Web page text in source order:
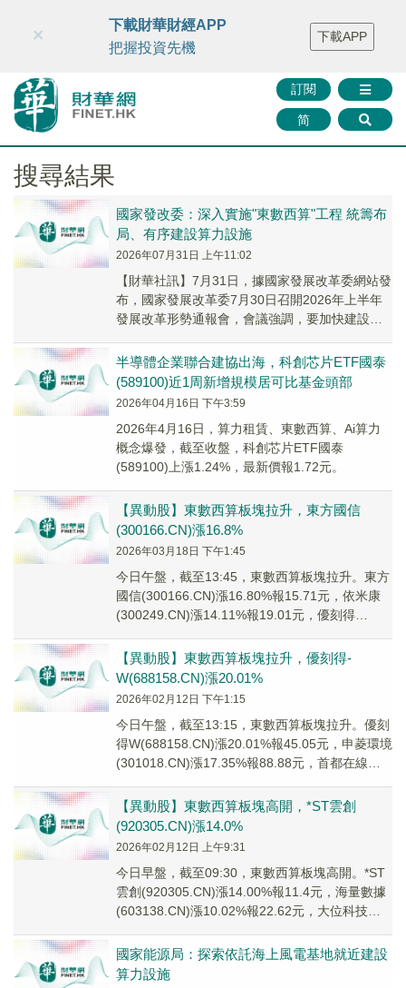
財華智庫網 FINTV FINMETA 財華證券 媒體矩陣
智庫沙龍
聯絡我們
訂閱
简
×
下載財華財經APP
把握投資先機
下載APP
搜尋結果
國家發改委：深入實施"東數西算"工程 統籌布
局、有序建設算力設施
2026年07月31日 上午11:02
【財華社訊】7月31日，據國家發展改革委網站發
布，國家發展改革委7月30日召開2026年上半年
發展改革形勢通報會，會議強調，要加快建設現
壯...
半導體企業聯合建協出海，科創芯片ETF國泰
(589100)近1周新增規模居可比基金頭部
2026年04月16日 下午3:59
2026年4月16日，算力租賃、東數西算、Ai算力
概念爆發，截至收盤，科創芯片ETF國泰
(589100)上漲1.24%，最新價報1.72元。
【異動股】東數西算板塊拉升，東方國信
(300166.CN)漲16.8%
2026年03月18日 下午1:45
今日午盤，截至13:45，東數西算板塊拉升。東方
國信(300166.CN)漲16.80%報15.71元，依米康
(300249.CN)漲14.11%報19.01元，優刻得
【異動股】東數西算板塊拉升，優刻得-
W(688158.CN)漲20.01%
2026年02月12日 下午1:15
今日午盤，截至13:15，東數西算板塊拉升。優刻
得W(688158.CN)漲20.01%報45.05元，申菱環境
(301018.CN)漲17.35%報88.88元，首都在線
【異動股】東數西算板塊高開，*ST雲創
(920305.CN)漲14.0%
2026年02月12日 上午9:31
今日早盤，截至09:30，東數西算板塊高開。*ST
雲創(920305.CN)漲14.00%報11.4元，海量數據
(603138.CN)漲10.02%報22.62元，大位科技
國家能源局：探索依託海上風電基地就近建設
算力設施